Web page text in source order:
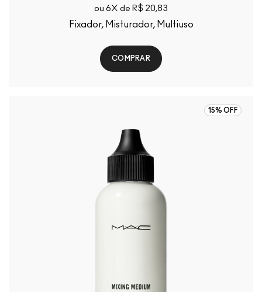
ou 6X de R$ 20,83
Fixador, Misturador, Multiuso
COMPRAR
15% OFF